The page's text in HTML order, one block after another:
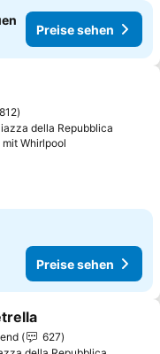
Preise sehen
hinzufügen
della Repubblica
mit Whirlpool
Preise sehen
hinzufügen
627